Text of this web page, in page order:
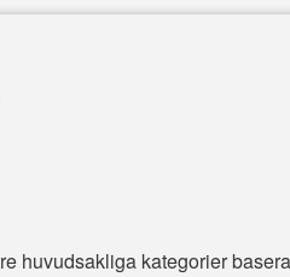
huvudsakliga kategorier